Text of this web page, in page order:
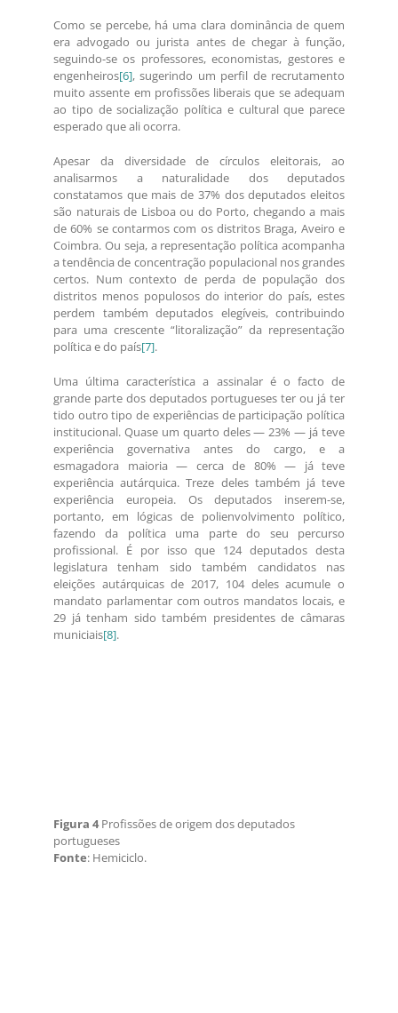
Como se percebe, há uma clara dominância de quem
era advogado ou jurista antes de chegar à função,
seguindo-se os professores, economistas, gestores e
engenheiros[6], sugerindo um perfil de recrutamento
muito assente em profissões liberais que se adequam
ao tipo de socialização política e cultural que parece
esperado que ali ocorra.
Apesar da diversidade de círculos eleitorais, ao
analisarmos a naturalidade dos deputados
constatamos que mais de 37% dos deputados eleitos
são naturais de Lisboa ou do Porto, chegando a mais
de 60% se contarmos com os distritos Braga, Aveiro e
Coimbra. Ou seja, a representação política acompanha
a tendência de concentração populacional nos grandes
certos. Num contexto de perda de população dos
distritos menos populosos do interior do país, estes
perdem também deputados elegíveis, contribuindo
para uma crescente “litoralização” da representação
política e do país[7].
Uma última característica a assinalar é o facto de
grande parte dos deputados portugueses ter ou já ter
tido outro tipo de experiências de participação política
institucional. Quase um quarto deles — 23% — já teve
experiência governativa antes do cargo, e a
esmagadora maioria — cerca de 80% — já teve
experiência autárquica. Treze deles também já teve
experiência europeia. Os deputados inserem-se,
portanto, em lógicas de polienvolvimento político,
fazendo da política uma parte do seu percurso
profissional. É por isso que 124 deputados desta
legislatura tenham sido também candidatos nas
eleições autárquicas de 2017, 104 deles acumule o
mandato parlamentar com outros mandatos locais, e
29 já tenham sido também presidentes de câmaras
municiais[8].
Figura 4Profissões de origem dos deputados
portugueses
Fonte: Hemiciclo.